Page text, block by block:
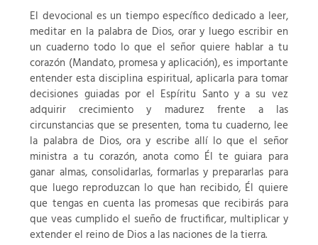
El devocional es un tiempo específico dedicado a leer,
meditar en la palabra de Dios, orar y luego escribir en
un cuaderno todo lo que el señor quiere hablar a tu
corazón (Mandato, promesa y aplicación), es importante
entender esta disciplina espiritual, aplicarla para tomar
decisiones guiadas por el Espíritu Santo y a su vez
adquirir crecimiento y madurez frente a las
circunstancias que se presenten, toma tu cuaderno, lee
la palabra de Dios, ora y escribe allí lo que el señor
ministra a tu corazón, anota como Él te guiara para
ganar almas, consolidarlas, formarlas y prepararlas para
que luego reproduzcan lo que han recibido, Él quiere
que tengas en cuenta las promesas que recibirás para
que veas cumplido el sueño de fructificar, multiplicar y
extender el reino de Dios a las naciones de la tierra.